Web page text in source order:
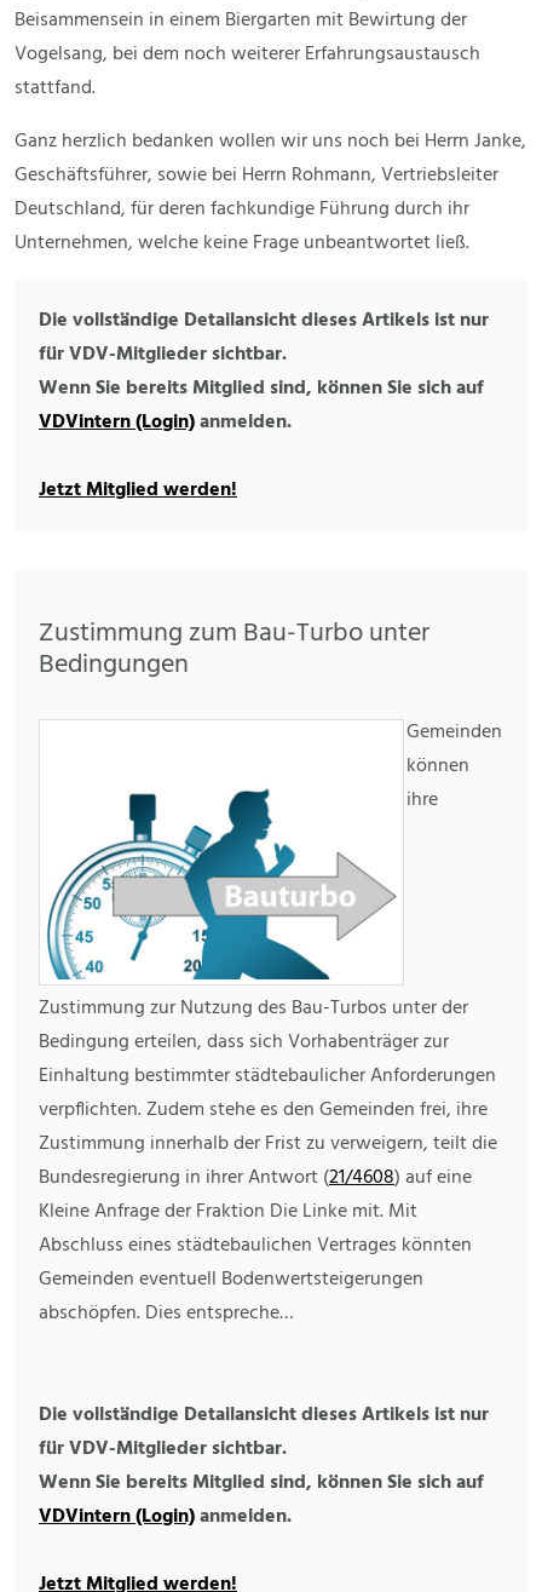
Beisammensein in einem Biergarten mit Bewirtung der
Vogelsang, bei dem noch weiterer Erfahrungsaustausch
stattfand.
Ganz herzlich bedanken wollen wir uns noch bei Herrn Janke,
Geschäftsführer, sowie bei Herrn Rohmann, Vertriebsleiter
Deutschland, für deren fachkundige Führung durch ihr
Unternehmen, welche keine Frage unbeantwortet ließ.
Die vollständige Detailansicht dieses Artikels ist nur
für VDV-Mitglieder sichtbar.
Wenn Sie bereits Mitglied sind, können Sie sich auf
VDVintern (Login)anmelden.
Jetzt Mitglied werden!
Zustimmung zum Bau-Turbo unter
Bedingungen
Gemeinden
können
ihre
Zustimmung zur Nutzung des Bau-Turbos unter der
Bedingung erteilen, dass sich Vorhabenträger zur
Einhaltung bestimmter städtebaulicher Anforderungen
verpflichten. Zudem stehe es den Gemeinden frei, ihre
Zustimmung innerhalb der Frist zu verweigern, teilt die
Bundesregierung in ihrer Antwort (21/4608) auf eine
Kleine Anfrage der Fraktion Die Linke mit. Mit
Abschluss eines städtebaulichen Vertrages könnten
Gemeinden eventuell Bodenwertsteigerungen
abschöpfen. Dies entspreche…
Die vollständige Detailansicht dieses Artikels ist nur
für VDV-Mitglieder sichtbar.
Wenn Sie bereits Mitglied sind, können Sie sich auf
VDVintern (Login)anmelden.
Jetzt Mitglied werden!